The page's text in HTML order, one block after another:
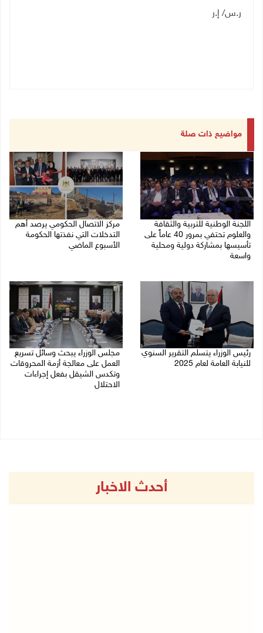
ر.س/ إ.ر
مواضيع ذات صلة
اللجنة الوطنية للتربية والثقافة
والعلوم تحتفي بمرور 40 عاماً على
تأسيسها بمشاركة دولية ومحلية
واسعة
مركز الاتصال الحكومي يرصد أهم
التدخلات التي نفذتها الحكومة
الأسبوع الماضي
رئيس الوزراء يتسلم التقرير السنوي
للنيابة العامة لعام 2025
مجلس الوزراء يبحث وسائل تسريع
العمل على معالجة أزمة المحروقات
وتكدس الشيقل بفعل إجراءات
الاحتلال
أحدث الاخبار